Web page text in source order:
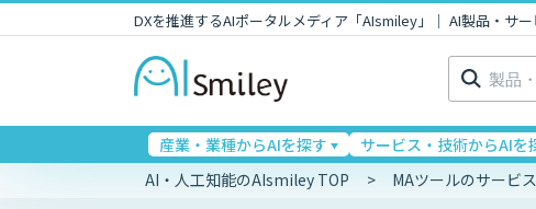
DXを推進するAIポータルメディア「AIsmiley」｜ AI製品・サ
検
索:
産業・業種からAIを探す サービス・技術からAIを
AI・人工知能のAIsmiley TOP MAツールのサービ